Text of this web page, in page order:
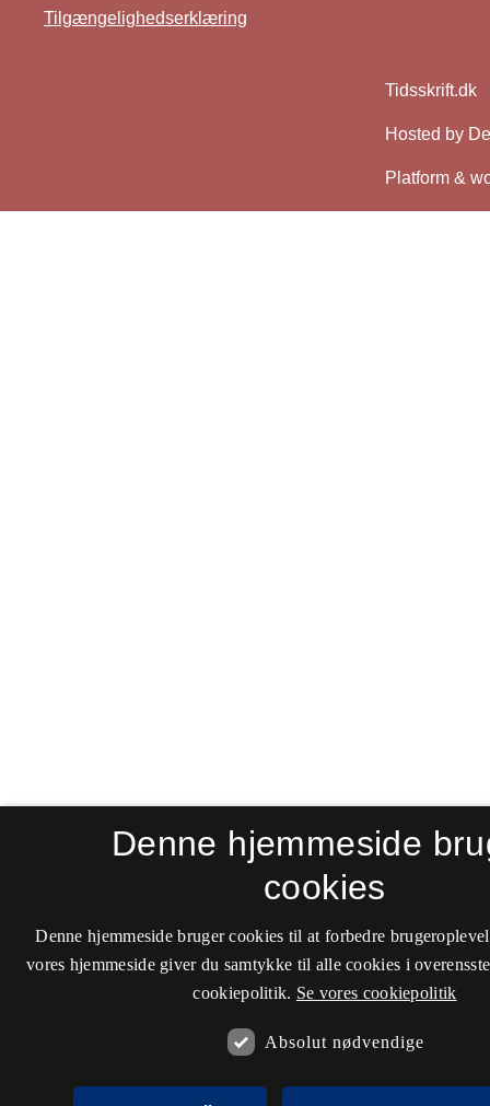
Tilgængelighedserklæring
Denne hjemmeside
cookies
Denne hjemmeside bruger cookies til at forbedre
vores hjemmeside giver du samtykke til alle cookies i
cookiepolitik. Se vores cookiepolitik
Absolut nødvendige